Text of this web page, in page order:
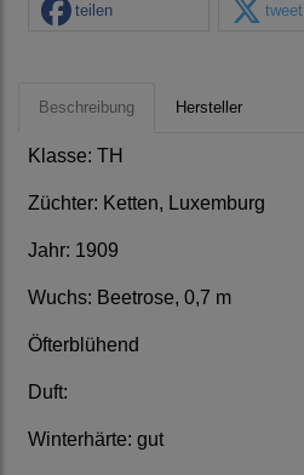
teilen tweet
Beschreibung Hersteller
Klasse: TH
Züchter: Ketten, Luxemburg
Jahr: 1909
Wuchs: Beetrose, 0,7 m
Öfterblühend
Duft:
Winterhärte: gut